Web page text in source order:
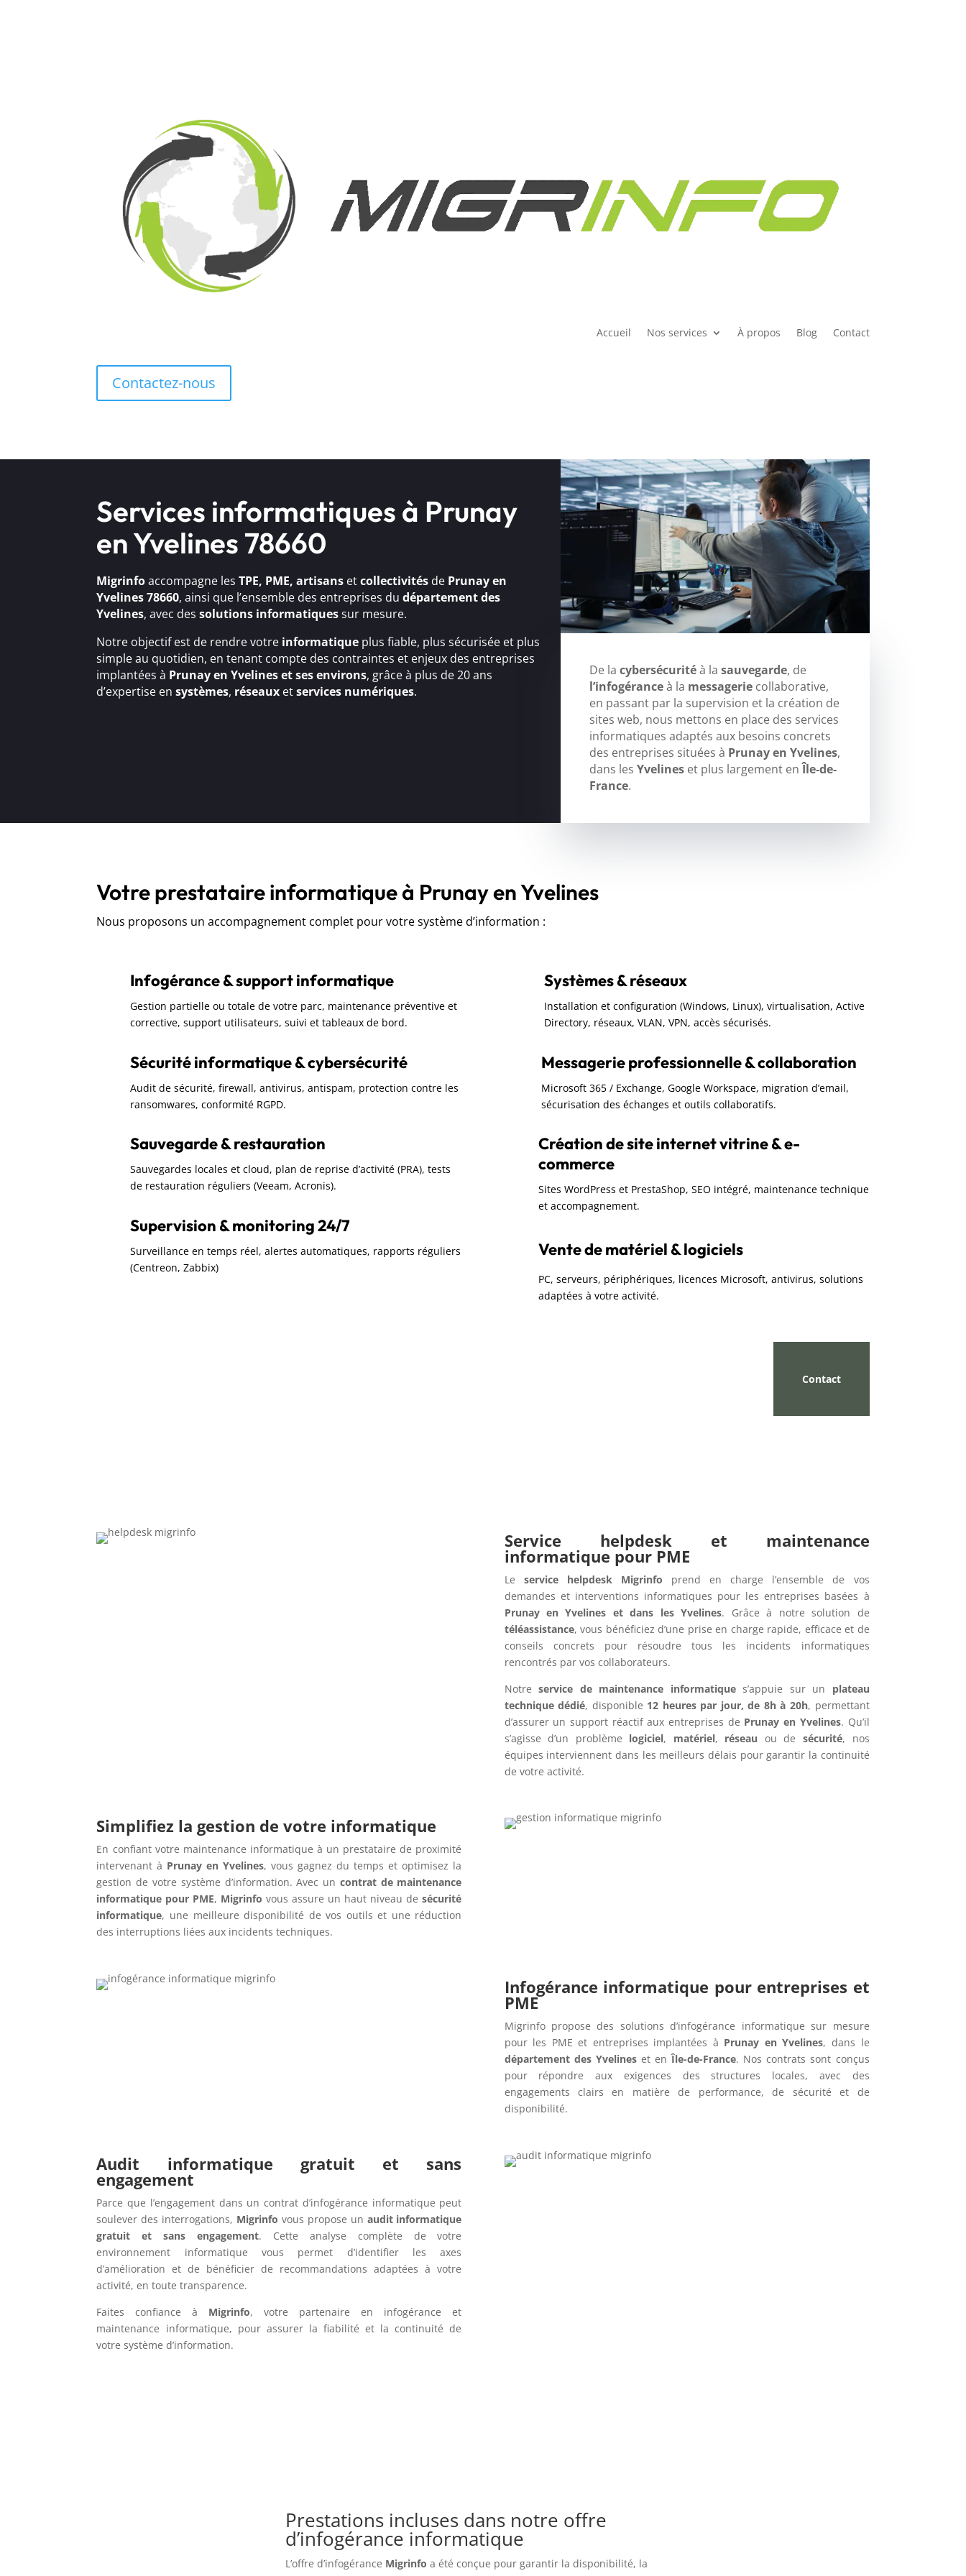
Accueil Nos services À propos Blog Contact
Contactez-nous
Services informatiques à Prunay
en Yvelines 78660
Migrinfoaccompagne lesTPE, PME, artisans etcollectivités de Prunay en
Yvelines 78660, ainsi que l’ensemble des entreprises dudépartement des
Yvelines, avec dessolutions informatiquessur mesure.
Notre objectif est de rendre votre informatique plus fiable, plus sécurisée et plus
simple au quotidien, en tenant compte des contraintes et enjeux des entreprises
implantées à Prunay en Yvelines et ses environs, grâce à plus de 20 ans
d’expertise ensystèmes, réseaux etservices numériques.
De la cybersécuritéà la sauvegarde, de
l’infogéranceà la messageriecollaborative,
en passant par la supervision et la création de
sites web, nous mettons en place des services
informatiques adaptés aux besoins concrets
des entreprises situées à Prunay en Yvelines,
dans les Yvelineset plus largement enÎle-de-
France.
Votre prestataire informatique à Prunay en Yvelines
Nous proposons un accompagnement complet pour votre système d’information :
Infogérance & support informatique
Gestion partielle ou totale de votre parc, maintenance préventive et
corrective, support utilisateurs, suivi et tableaux de bord.
Sécurité informatique & cybersécurité
Audit de sécurité, firewall, antivirus, antispam, protection contre les
ransomwares, conformité RGPD.
Sauvegarde & restauration
Sauvegardes locales et cloud, plan de reprise d’activité (PRA), tests
de restauration réguliers (Veeam, Acronis).
Supervision & monitoring 24/7
Surveillance en temps réel, alertes automatiques, rapports réguliers
(Centreon, Zabbix)
Systèmes & réseaux
Installation et configuration (Windows, Linux), virtualisation, Active
Directory, réseaux, VLAN, VPN, accès sécurisés.
Messagerie professionnelle & collaboration
Microsoft 365 / Exchange, Google Workspace, migration d’email,
sécurisation des échanges et outils collaboratifs.
Création de site internet vitrine & e-
commerce
Sites WordPress et PrestaShop, SEO intégré, maintenance technique
et accompagnement.
Vente de matériel & logiciels
PC, serveurs, périphériques, licences Microsoft, antivirus, solutions
adaptées à votre activité.
Contact
Service helpdesk et maintenance
informatique pour PME
Le service helpdesk Migrinfo prend en charge l’ensemble de vos
demandes et interventions informatiques pour les entreprises basées à
Prunay en Yvelines et dans les Yvelines. Grâce à notre solution de
téléassistance, vous bénéficiez d’une prise en charge rapide, efficace et de
conseils concrets pour résoudre tous les incidents informatiques
rencontrés par vos collaborateurs.
Notreservice de maintenance informatiques’appuie sur un plateau
technique dédié, disponible 12 heures par jour, de 8h à 20h, permettant
d’assurer un support réactif aux entreprises de Prunay en Yvelines. Qu’il
s’agisse d’un problème logiciel, matériel, réseau ou desécurité, nos
équipes interviennent dans les meilleurs délais pour garantir la continuité
de votre activité.
Simplifiez la gestion de votre informatique
En confiant votre maintenance informatique à un prestataire de proximité
intervenant à Prunay en Yvelines, vous gagnez du temps et optimisez la
gestion de votre système d’information. Avec un contrat de maintenance
informatique pour PME, Migrinfo vous assure un haut niveau desécurité
informatique, une meilleure disponibilité de vos outils et une réduction
des interruptions liées aux incidents techniques.
Infogérance informatique pour entreprises et
PME
Migrinfo propose des solutions d’infogérance informatique sur mesure
pour les PME et entreprises implantées à Prunay en Yvelines, dans le
département des Yvelineset enÎle-de-France. Nos contrats sont conçus
pour répondre aux exigences des structures locales, avec des
engagements clairs en matière de performance, de sécurité et de
disponibilité.
Audit informatique gratuit et sans
engagement
Parce que l’engagement dans un contrat d’infogérance informatique peut
soulever des interrogations, Migrinfo vous propose un audit informatique
gratuit et sans engagement. Cette analyse complète de votre
environnement informatique vous permet d’identifier les axes
d’amélioration et de bénéficier de recommandations adaptées à votre
activité, en toute transparence.
Faites confiance à Migrinfo, votre partenaire en infogérance et
maintenance informatique, pour assurer la fiabilité et la continuité de
votre système d’information.
Prestations incluses dans notre offre
d’infogérance informatique
L’offre d’infogérance Migrinfo a été conçue pour garantir la disponibilité, la